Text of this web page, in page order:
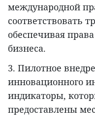
международной
соответствовать
обеспечивая
бизнеса.
3. Пилотное
инновационного
индикаторы,
предоставлены